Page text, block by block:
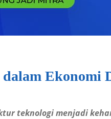
dalam Ekonomi
teknologi menjadi